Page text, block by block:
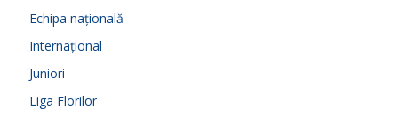
Echipa națională
Internațional
Juniori
Liga Florilor